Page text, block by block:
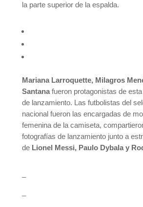
la parte superior de la espalda.
Mariana Larroquette, Milagros
Santanafueron protagonistas de
de lanzamiento. Las futbolistas del
nacional fueron las encargadas de
femenina de la camiseta,
fotografías de lanzamiento junto a
de Lionel Messi, Paulo Dybala y